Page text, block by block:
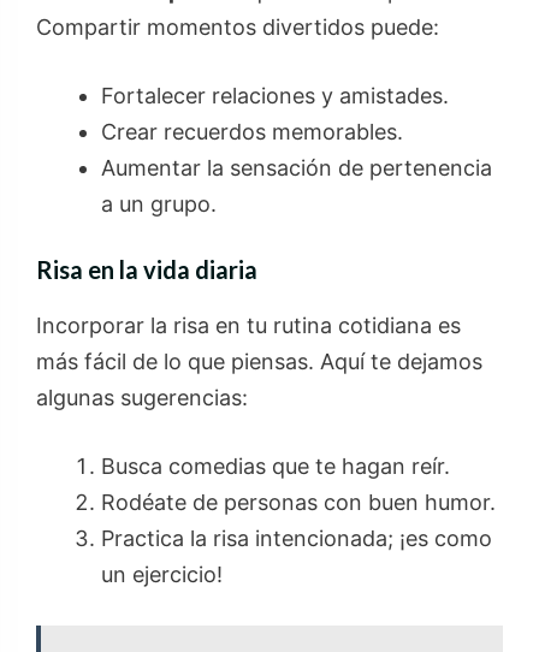
Compartir momentos divertidos puede:
Fortalecer relaciones y amistades.
Crear recuerdos memorables.
Aumentar la sensación de pertenencia
a un grupo.
Risa en la vida diaria
Incorporar la risa en tu rutina cotidiana es
más fácil de lo que piensas. Aquí te dejamos
algunas sugerencias:
Busca comedias que te hagan reír.
Rodéate de personas con buen humor.
Practica la risa intencionada; ¡es como
un ejercicio!